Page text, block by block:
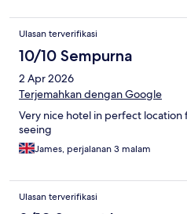
Ulasan terverifikasi
10/10 Sempurna
2 Apr 2026
Terjemahkan dengan Google
Very nice hotel in perfect
seeing
James, perjalanan 3 malam
Ulasan terverifikasi